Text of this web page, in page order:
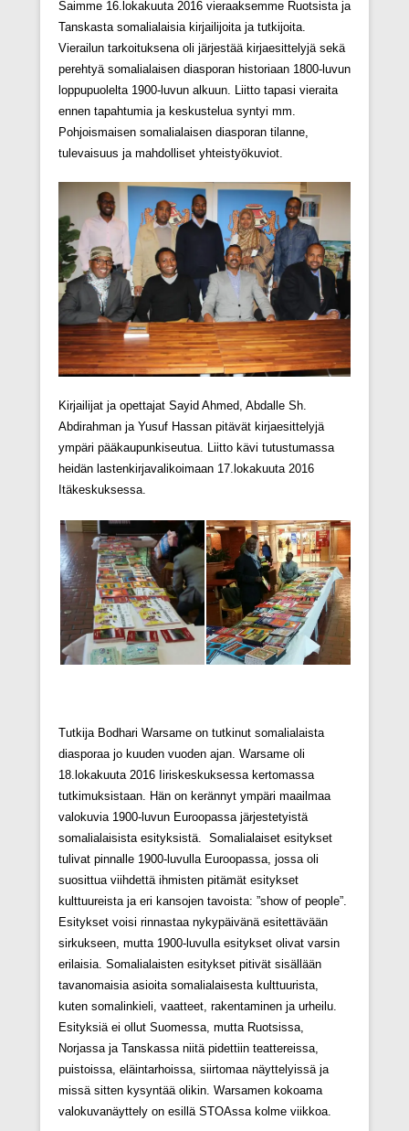
Saimme 16.lokakuuta 2016 vieraaksemme Ruotsista ja
Tanskasta somalialaisia kirjailijoita ja tutkijoita.
Vierailun tarkoituksena oli järjestää kirjaesittelyjä sekä
perehtyä somalialaisen diasporan historiaan 1800-luvun
loppupuolelta 1900-luvun alkuun. Liitto tapasi vieraita
ennen tapahtumia ja keskustelua syntyi mm.
Pohjoismaisen somalialaisen diasporan tilanne,
tulevaisuus ja mahdolliset yhteistyökuviot.
Kirjailijat ja opettajat Sayid Ahmed, Abdalle Sh.
Abdirahman ja Yusuf Hassan pitävät kirjaesittelyjä
ympäri pääkaupunkiseutua. Liitto kävi tutustumassa
heidän lastenkirjavalikoimaan 17.lokakuuta 2016
Itäkeskuksessa.
Tutkija Bodhari Warsame on tutkinut somalialaista
diasporaa jo kuuden vuoden ajan. Warsame oli
18.lokakuuta 2016 Iiriskeskuksessa kertomassa
tutkimuksistaan. Hän on kerännyt ympäri maailmaa
valokuvia 1900-luvun Euroopassa järjestetyistä
somalialaisista esityksistä. Somalialaiset esitykset
tulivat pinnalle 1900-luvulla Euroopassa, jossa oli
suosittua viihdettä ihmisten pitämät esitykset
kulttuureista ja eri kansojen tavoista: ”show of people”.
Esitykset voisi rinnastaa nykypäivänä esitettävään
sirkukseen, mutta 1900-luvulla esitykset olivat varsin
erilaisia. Somalialaisten esitykset pitivät sisällään
tavanomaisia asioita somalialaisesta kulttuurista,
kuten somalinkieli, vaatteet, rakentaminen ja urheilu.
Esityksiä ei ollut Suomessa, mutta Ruotsissa,
Norjassa ja Tanskassa niitä pidettiin teattereissa,
puistoissa, eläintarhoissa, siirtomaa näyttelyissä ja
missä sitten kysyntää olikin. Warsamen kokoama
valokuvanäyttely on esillä STOAssa kolme viikkoa.